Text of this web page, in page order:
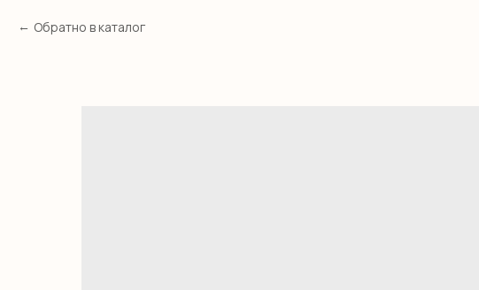
Обратно в каталог